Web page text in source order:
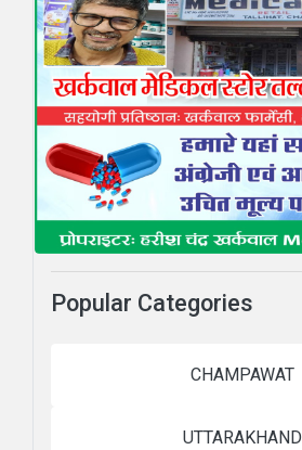
Popular Categories
CHAMPAWAT
UTTARAKHAND